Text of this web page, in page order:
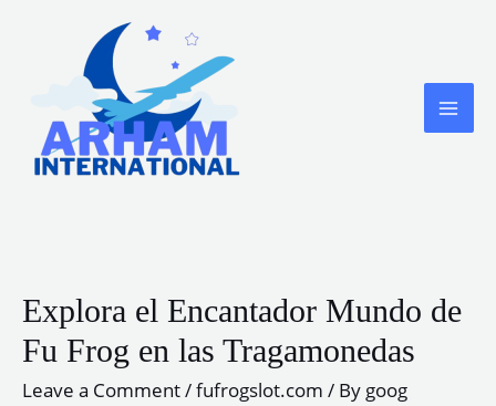
Explora el Encantador Mundo de
Fu Frog en las Tragamonedas
Leave a Comment/fufrogslot.com / By goog